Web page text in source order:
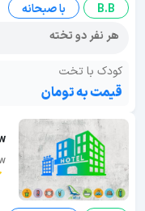
B.B
با صبحانه
هر نفر دو تخته
کودک با تخت
قیمت به تومان